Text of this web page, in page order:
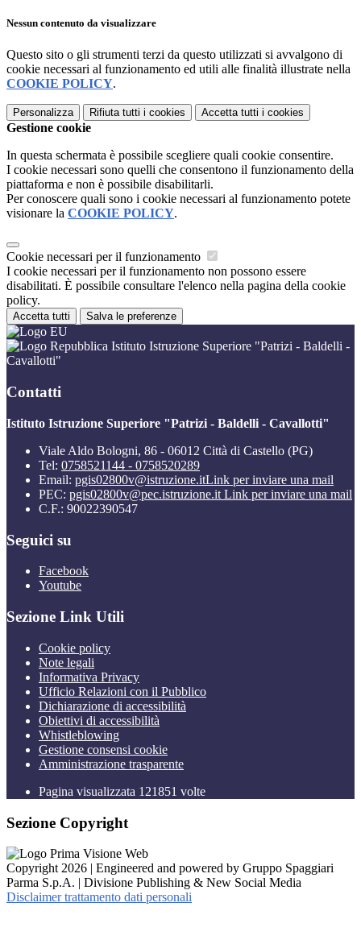
Nessun contenuto da visualizzare
Questo sito o gli strumenti terzi da questo utilizzati si avvalgono di
cookie necessari al funzionamento ed utili alle finalità illustrate nella
COOKIE POLICY.
Personalizza Rifiuta tutti i cookies Accetta tutti i cookies
Gestione cookie
In questa schermata è possibile scegliere quali cookie consentire.
I cookie necessari sono quelli che consentono il funzionamento della
piattaforma e non è possibile disabilitarli.
Per conoscere quali sono i cookie necessari al funzionamento potete
visionare la COOKIE POLICY.
Cookie necessari per il funzionamento
I cookie necessari per il funzionamento non possono essere
disabilitati. È possibile consultare l'elenco nella pagina della cookie
policy.
Accetta tutti Salva le preferenze
Istituto Istruzione Superiore "Patrizi - Baldelli -
Cavallotti"
Contatti
Istituto Istruzione Superiore "Patrizi - Baldelli - Cavallotti"
Viale Aldo Bologni, 86 - 06012 Città di Castello (PG)
Tel: 0758521144 - 0758520289
Email: pgis02800v@istruzione.itLink per inviare una mail
PEC: pgis02800v@pec.istruzione.it Link per inviare una mail
C.F.: 90022390547
Seguici su
Facebook
Youtube
Sezione Link Utili
Cookie policy
Note legali
Informativa Privacy
Ufficio Relazioni con il Pubblico
Dichiarazione di accessibilità
Obiettivi di accessibilità
Whistleblowing
Gestione consensi cookie
Amministrazione trasparente
Pagina visualizzata 121851 volte
Sezione Copyright
Copyright 2026 | Engineered and powered by Gruppo Spaggiari
Parma S.p.A. | Divisione Publishing & New Social Media
Disclaimer trattamento dati personali